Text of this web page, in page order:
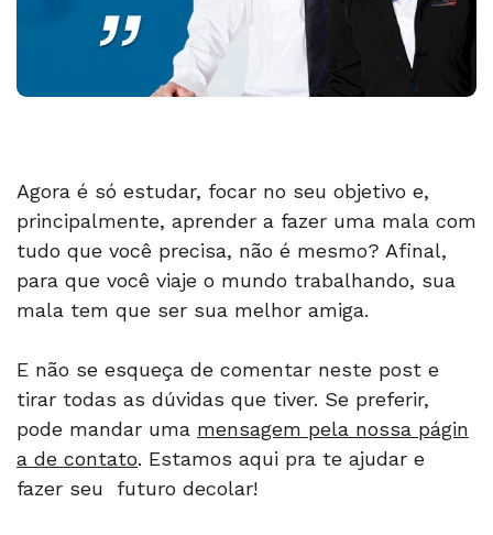
Agora é só estudar, focar no seu objetivo e,
principalmente, aprender a fazer uma mala com
tudo que você precisa, não é mesmo? Afinal,
para que você viaje o mundo trabalhando, sua
mala tem que ser sua melhor amiga.
E não se esqueça de comentar neste post e
tirar todas as dúvidas que tiver. Se preferir,
pode mandar uma mensagem pela nossa págin
a de contato. Estamos aqui pra te ajudar e
fazer seu futuro decolar!